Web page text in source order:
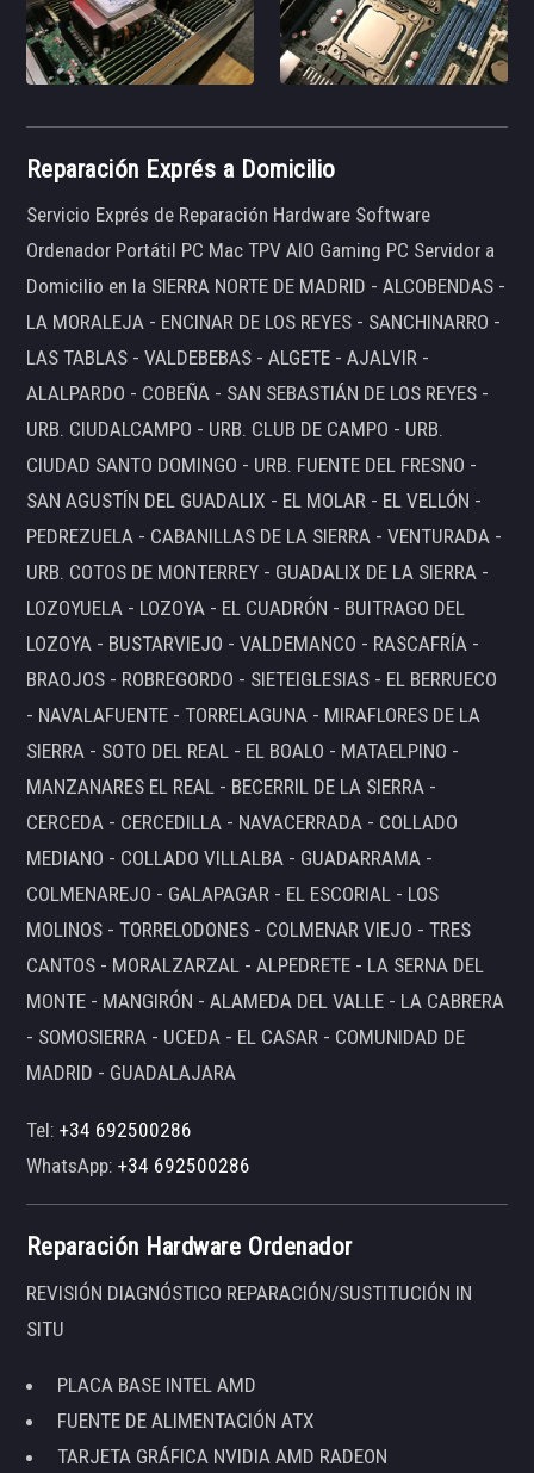
Reparación Exprés a Domicilio
Servicio Exprés de Reparación Hardware Software
Ordenador Portátil PC Mac TPV AIO Gaming PC Servidor a
Domicilio en la SIERRA NORTE DE MADRID - ALCOBENDAS -
LA MORALEJA - ENCINAR DE LOS REYES - SANCHINARRO -
LAS TABLAS - VALDEBEBAS - ALGETE - AJALVIR -
ALALPARDO - COBEÑA - SAN SEBASTIÁN DE LOS REYES -
URB. CIUDALCAMPO - URB. CLUB DE CAMPO - URB.
CIUDAD SANTO DOMINGO - URB. FUENTE DEL FRESNO -
SAN AGUSTÍN DEL GUADALIX - EL MOLAR - EL VELLÓN -
PEDREZUELA - CABANILLAS DE LA SIERRA - VENTURADA -
URB. COTOS DE MONTERREY - GUADALIX DE LA SIERRA -
LOZOYUELA - LOZOYA - EL CUADRÓN - BUITRAGO DEL
LOZOYA - BUSTARVIEJO - VALDEMANCO - RASCAFRÍA -
BRAOJOS - ROBREGORDO - SIETEIGLESIAS - EL BERRUECO
- NAVALAFUENTE - TORRELAGUNA - MIRAFLORES DE LA
SIERRA - SOTO DEL REAL - EL BOALO - MATAELPINO -
MANZANARES EL REAL - BECERRIL DE LA SIERRA -
CERCEDA - CERCEDILLA - NAVACERRADA - COLLADO
MEDIANO - COLLADO VILLALBA - GUADARRAMA -
COLMENAREJO - GALAPAGAR - EL ESCORIAL - LOS
MOLINOS - TORRELODONES - COLMENAR VIEJO - TRES
CANTOS - MORALZARZAL - ALPEDRETE - LA SERNA DEL
MONTE - MANGIRÓN - ALAMEDA DEL VALLE - LA CABRERA
- SOMOSIERRA - UCEDA - EL CASAR - COMUNIDAD DE
MADRID - GUADALAJARA
Tel:+34 692500286
WhatsApp:+34 692500286
Reparación Hardware Ordenador
REVISIÓN DIAGNÓSTICO REPARACIÓN/SUSTITUCIÓN IN
SITU
PLACA BASE INTEL AMD
FUENTE DE ALIMENTACIÓN ATX
TARJETA GRÁFICA NVIDIA AMD RADEON